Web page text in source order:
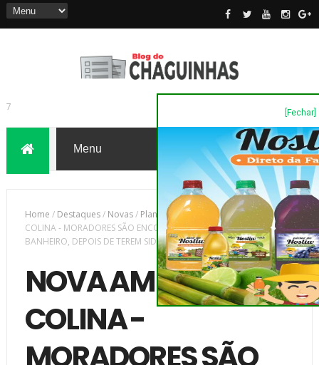
[Fechar]
7
Home / Destaques/ Novas/ Plantão Policia
NOVA AMÉRICA DA
COLINA - MORADORES SÃO ENCONTRADOS TRANCADOS NO
BANHEIRO, DEPOIS DE TEREM SIDO VÍTIMA DE UM ROUBO
NOVA AMÉRICA DA
COLINA -